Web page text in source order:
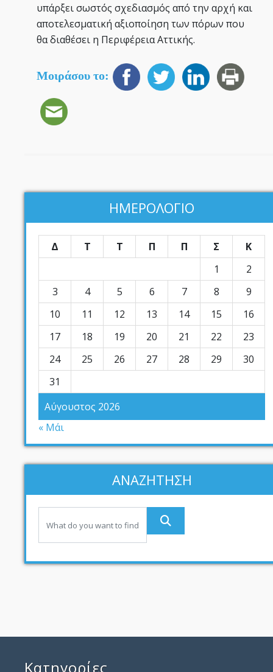
υπάρξει σωστός σχεδιασμός από την αρχή και
αποτελεσματική αξιοποίηση των πόρων που
θα διαθέσει η Περιφέρεια Αττικής.
Μοιράσου το:
ΗΜΕΡΟΛΟΓΙΟ
Αύγουστος 2026
Δ Τ Τ Π Π Σ
Κ
1
2
3
4 5 6 7 8
9
10
11 12 13 14 15
16
17
18 19 20 21 22
23
24
25 26 27 28 29
30
31
« Μάι
ΑΝΑΖΗΤΗΣΗ
Kατηγορίες